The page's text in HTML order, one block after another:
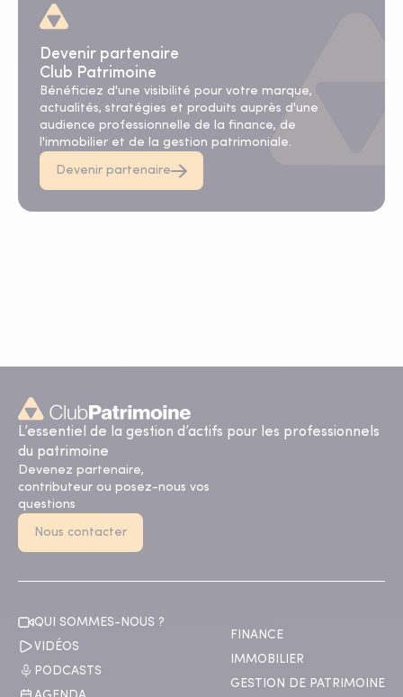
Devenir partenaire
Club Patrimoine
Bénéficiez d'une visibilité pour votre marque,
actualités, stratégies et produits auprès d'une
audience professionnelle de la finance, de
l'immobilier et de la gestion patrimoniale.
Devenir partenaire
L’essentiel de la gestion d’actifs pour les professionnels
du patrimoine
Devenez partenaire,
contributeur ou posez-nous vos
questions
Nous contacter
QUI SOMMES-NOUS ?
VIDÉOS
PODCASTS
FINANCE
IMMOBILIER
GESTION DE PATRIMOINE